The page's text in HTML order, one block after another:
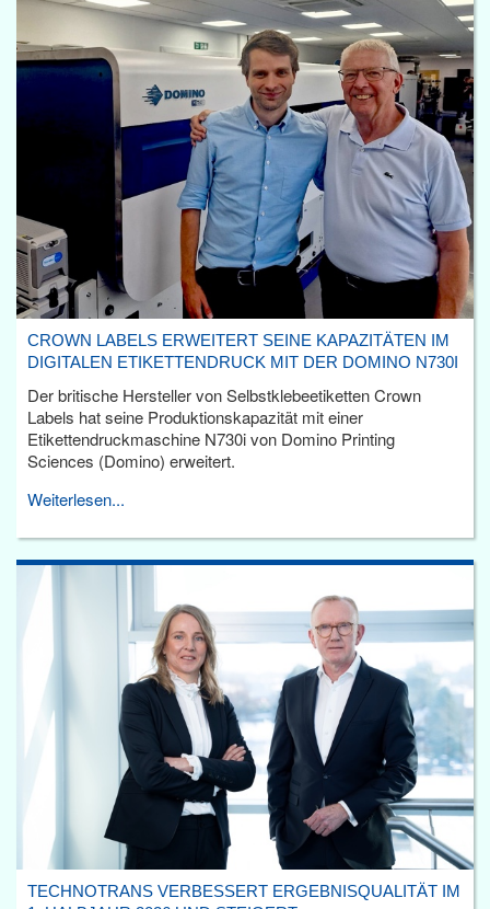
CROWN LABELS ERWEITERT SEINE KAPAZITÄTEN IM
DIGITALEN ETIKETTENDRUCK MIT DER DOMINO N730I
Der britische Hersteller von Selbstklebeetiketten Crown
Labels hat seine Produktionskapazität mit einer
Etikettendruckmaschine N730i von Domino Printing
Sciences (Domino) erweitert.
Weiterlesen...
TECHNOTRANS VERBESSERT ERGEBNISQUALITÄT IM